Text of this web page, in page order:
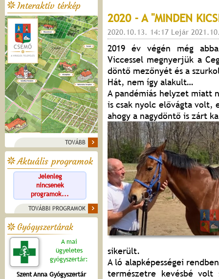
Interaktív térkép
TOVÁBB
Aktuális programok
Jelenleg
nincsenek
programok...
TOVÁBBI PROGRAMOK
Gyógyszertárak
A mai
ügyeletes
gyógyszertár:
Szent Anna Gyógyszertár
2020 - A "MINDEN
2020.10.13. 14:17 Lejár
2019 év végén még
Viccessel megnyerjük a
döntő mezőnyét és a
Hát, nem így alakult…
A pandémiás helyzet miatt
is csak nyolc elővágta volt,
ahogy a nagydöntő is zárt
sikerült.
A ló alapképességei
természetre kevésbé volt